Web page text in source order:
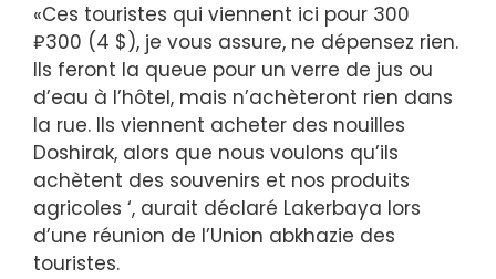
«Ces touristes qui viennent ici pour 300
₽300 (4 $), je vous assure, ne dépensez rien.
Ils feront la queue pour un verre de jus ou
d’eau à l’hôtel, mais n’achèteront rien dans
la rue. Ils viennent acheter des nouilles
Doshirak, alors que nous voulons qu’ils
achètent des souvenirs et nos produits
agricoles ‘, aurait déclaré Lakerbaya lors
d’une réunion de l’Union abkhazie des
touristes.